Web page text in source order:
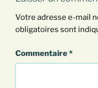
Votre adresse e-mail
obligatoires sont
Commentaire*